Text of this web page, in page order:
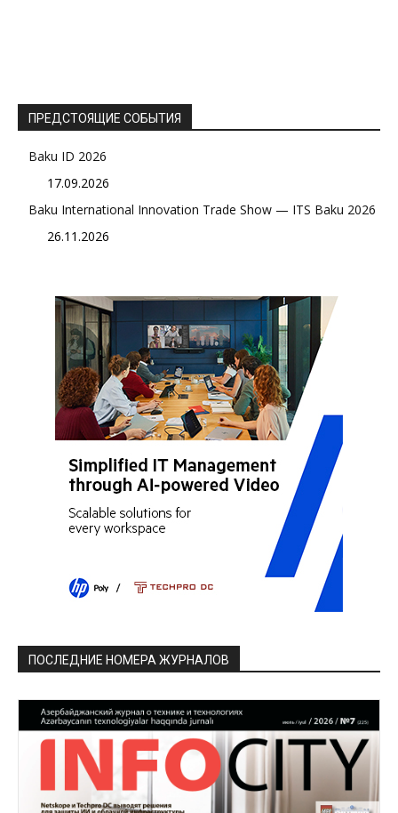
ПРЕДСТОЯЩИЕ СОБЫТИЯ
Baku ID 2026
17.09.2026
Baku International Innovation Trade Show — ITS Baku 2026
26.11.2026
ПОСЛЕДНИЕ НОМЕРА ЖУРНАЛОВ